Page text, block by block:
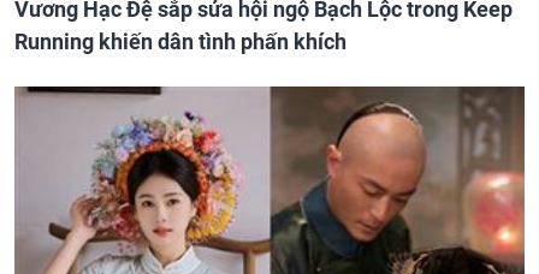
Vương Hạc Đệ sắp sửa hội ngộ Bạch Lộc trong Keep
Running khiến dân tình phấn khích